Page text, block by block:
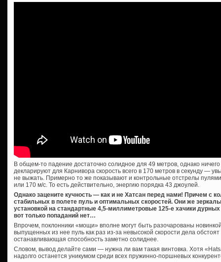
В общем-то падение достаточно солидное для 49 метров, однако ничего
декларируют для Карнивора скорость всего в 170 метров в секунду —
не выжать. Примерно то же показывают и контрольные отстрелы
или 170 м/с. То есть действительно, энергию порядка 43 джоулей.
Однако зацените кучность — как и не Хатсан перед нами! Причем с
стабильных в полете пуль и оптимальных скоростей. Они же
установкой на стандартные 4,5-миллиметровые 125-е хачики
вот только попаданий нет…
Впрочем, поклонники «мощи» вполне могут быть разочарованы
выпущенных из нее пуль как раз из-за невысокой скорости дела
останавливающая способность заметно солиднее.
Словом, вывод делайте сами — нужна ли вам такая винтовка. Хотя
надолго останется уникумом среди всех пружинно-поршневых